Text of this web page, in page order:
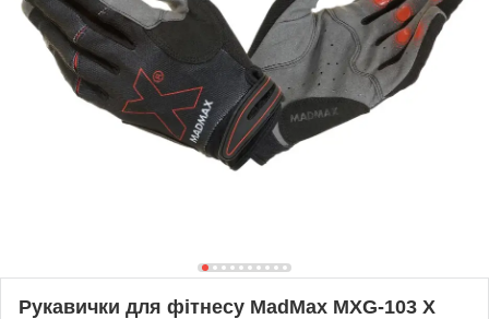
Рукавички для фітнесу MadMax MXG-103 X